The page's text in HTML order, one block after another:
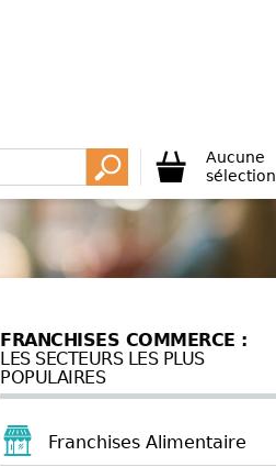
Aucune
sélection
FRANCHISES COMMERCE :
LES SECTEURS LES PLUS
POPULAIRES
Franchises Alimentaire